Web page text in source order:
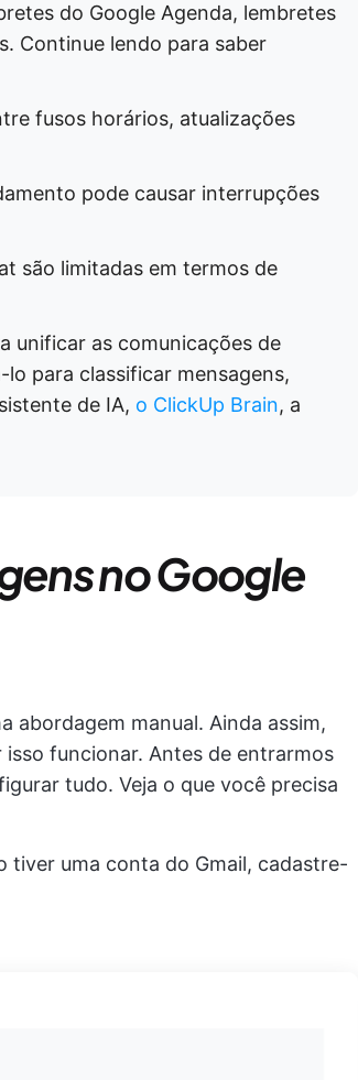
do Google Agenda, lembretes
Continue lendo para saber
fusos horários, atualizações
pode causar interrupções
são limitadas em termos de
unificar as comunicações de
para classificar mensagens,
de IA, o ClickUp Brain, a
no Google
abordagem manual. Ainda assim,
funcionar. Antes de entrarmos
tudo. Veja o que você precisa
tiver uma conta do Gmail, cadastre-